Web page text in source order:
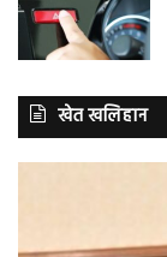
खेत खलिहान